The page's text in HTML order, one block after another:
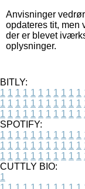
Anvisninger
opdateres tit, men
der er blevet
oplysninger.
BITLY:
1 1 1 1 1 1 1 1 1 1 1
1 1 1 1 1 1 1 1 1 1 1
1 1 1 1 1 1 1 1 1 1 1
SPOTIFY:
1 1 1 1 1 1 1 1 1 1 1
1 1 1 1 1 1 1 1 1 1 1
1 1 1 1 1 1 1 1 1 1 1
CUTTLY BIO:
1